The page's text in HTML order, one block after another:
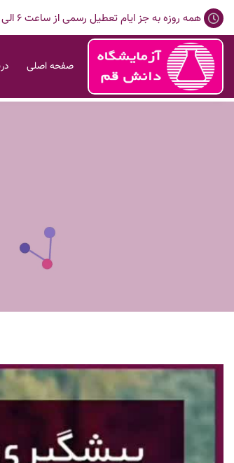
همه روزه به جز ایام تعطیل رسمی از ساعت 6 الی 21
صفحه اصلی